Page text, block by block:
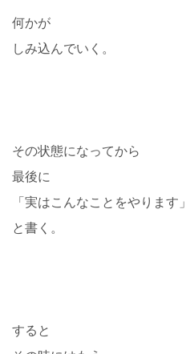
何かが
しみ込んでいく。
その状態になってから
最後に
「実はこんなことをやります」
と書く。
すると